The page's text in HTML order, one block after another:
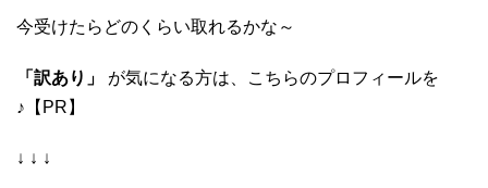
今受けたらどのくらい取れるかな～
「訳あり」
が気になる方は、こちらのプロフィールを
♪【PR】
↓ ↓ ↓